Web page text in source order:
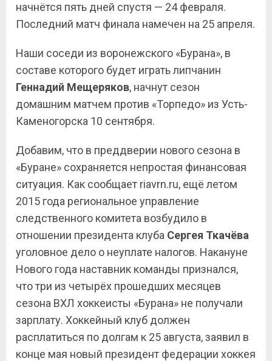
начнётся пять дней спустя — 24 февраля.
Последний матч финала намечен на 25 апреля.
Наши соседи из воронежского «Бурана», в
составе которого будет играть липчанин
Геннадий Мещеряков, начнут сезон
домашним матчем против «Торпедо» из Усть-
Каменогорска 10 сентября.
Добавим, что в преддверии нового сезона в
«Буране» сохраняется непростая финансовая
ситуация. Как сообщает riavrn.ru, ещё летом
2015 года региональное управление
следственного комитета возбудило в
отношении президента клуба Сергея Ткачёва
уголовное дело о неуплате налогов. Накануне
Нового года наставник команды признался,
что три из четырёх прошедших месяцев
сезона ВХЛ хоккеисты «Бурана» не получали
зарплату. Хоккейный клуб должен
расплатиться по долгам к 25 августа, заявил в
конце мая новый президент федерации хоккея